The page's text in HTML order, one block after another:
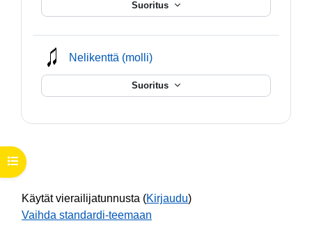
Avaa kurssisisältö
Suoritus
Nelikenttä (molli)mmusic
Suoritus
Käytät vierailijatunnusta (Kirjaudu)
Vaihda standardi-teemaan